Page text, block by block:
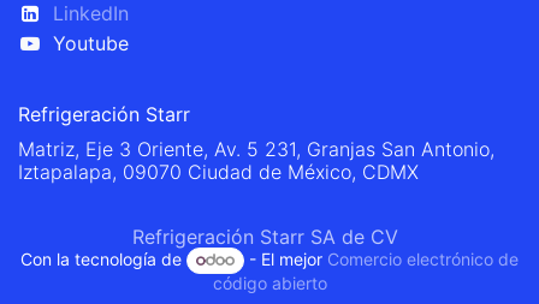
LinkedIn
Youtube
Refrigeración Starr
Matriz, Eje 3 Oriente, Av. 5 231, Granjas San Antonio,
Iztapalapa, 09070 Ciudad de México, CDMX
Refrigeración Starr SA de CV
Con la tecnología de - El mejor Comercio electrónico de
código abierto